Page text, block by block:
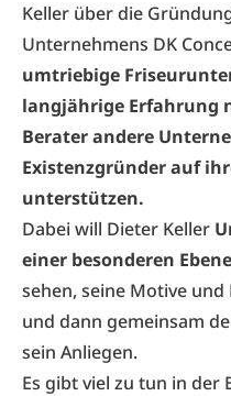
Keller über die
Unternehmens DK
umtriebige
langjährige Erfahrung
Berater andere
Existenzgründer auf
unterstützen.
Dabei will Dieter Keller
einer besonderen Ebene
sehen, seine Motive
und dann gemeinsam
sein Anliegen.
Es gibt viel zu tun in der